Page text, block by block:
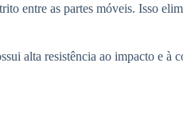
entre as partes móveis. Isso
alta resistência ao impacto e à